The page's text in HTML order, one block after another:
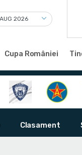
Cupa României
Clasament